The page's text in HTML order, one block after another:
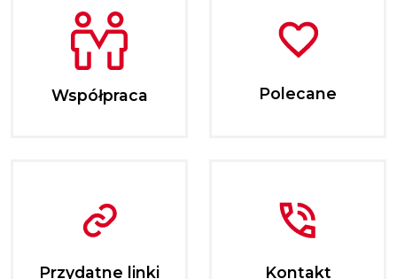
Współpraca Polecane
Przydatne linki Kontakt